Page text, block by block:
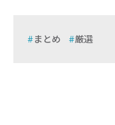
まとめ 厳選